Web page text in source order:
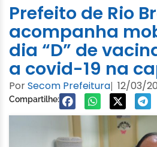
Prefeito de Rio
acompanha
dia “D” de
a covid-19 na
PorSecom Prefeitura| 12/03/
Compartilhe: